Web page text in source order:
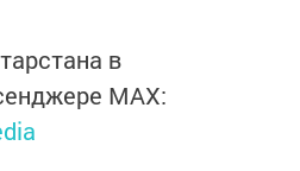
в
MАХ: